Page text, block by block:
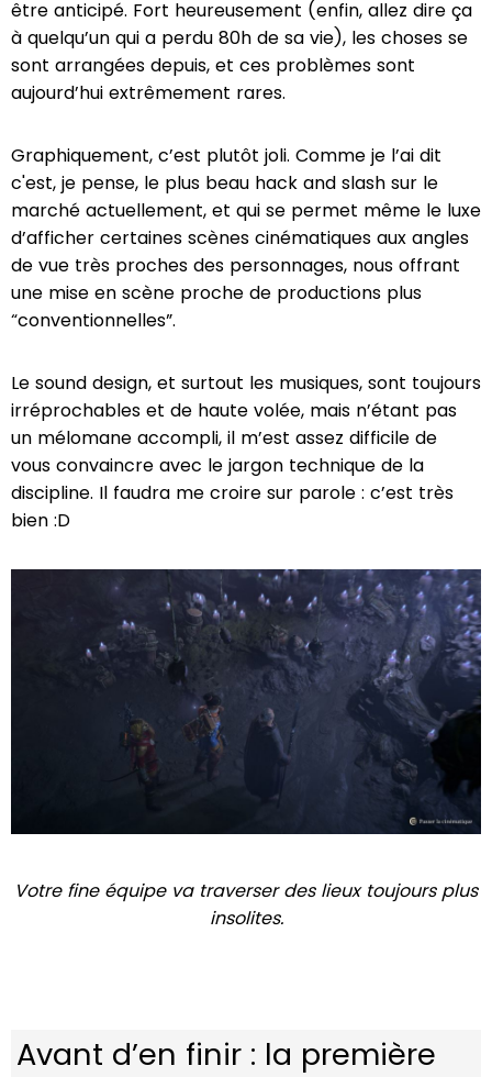
être anticipé. Fort heureusement (enfin, allez dire ça
à quelqu’un qui a perdu 80h de sa vie), les choses se
sont arrangées depuis, et ces problèmes sont
aujourd’hui extrêmement rares.
Graphiquement, c’est plutôt joli. Comme je l’ai dit
c'est, je pense, le plus beau hack and slash sur le
marché actuellement, et qui se permet même le luxe
d’afficher certaines scènes cinématiques aux angles
de vue très proches des personnages, nous offrant
une mise en scène proche de productions plus
“conventionnelles”.
Le sound design, et surtout les musiques, sont toujours
irréprochables et de haute volée, mais n’étant pas
un mélomane accompli, il m’est assez difficile de
vous convaincre avec le jargon technique de la
discipline. Il faudra me croire sur parole : c’est très
bien :D
Votre fine équipe va traverser des lieux toujours plus
insolites.
Avant d’en finir : la première